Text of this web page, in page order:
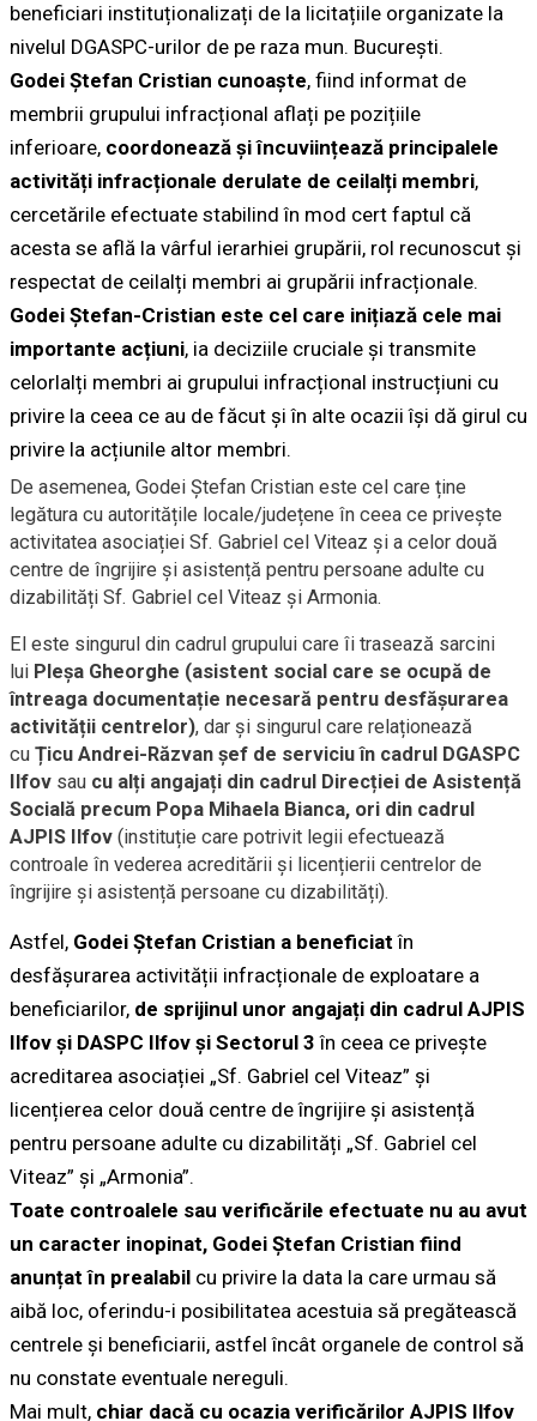
beneficiari instituționalizați de la licitațiile organizate la
nivelul DGASPC-urilor de pe raza mun. București.
Godei Ștefan Cristian cunoaște, fiind informat de
membrii grupului infracțional aflați pe pozițiile
inferioare, coordonează și încuviințează principalele
activități infracționale derulate de ceilalți membri,
cercetările efectuate stabilind în mod cert faptul că
acesta se află la vârful ierarhiei grupării, rol recunoscut și
respectat de ceilalți membri ai grupării infracționale.
Godei Ștefan-Cristian este cel care inițiază cele mai
importante acțiuni, ia deciziile cruciale și transmite
celorlalți membri ai grupului infracțional instrucțiuni cu
privire la ceea ce au de făcut și în alte ocazii își dă girul cu
privire la acțiunile altor membri.
De asemenea, Godei Ștefan Cristian este cel care ține
legătura cu autoritățile locale/județene în ceea ce privește
activitatea asociației Sf. Gabriel cel Viteaz și a celor două
centre de îngrijire și asistență pentru persoane adulte cu
dizabilități Sf. Gabriel cel Viteaz și Armonia.
El este singurul din cadrul grupului care îi trasează sarcini
lui Pleșa Gheorghe (asistent social care se ocupă de
întreaga documentație necesară pentru desfășurarea
activității centrelor), dar și singurul care relaționează
cu Țicu Andrei-Răzvan șef de serviciu în cadrul DGASPC
Ilfov sau cu alți angajați din cadrul Direcției de Asistență
Socială precum Popa Mihaela Bianca, ori din cadrul
AJPIS Ilfov (instituție care potrivit legii efectuează
controale în vederea acreditării și licențierii centrelor de
îngrijire și asistență persoane cu dizabilități).
Astfel, Godei Ștefan Cristian a beneficiat în
desfășurarea activității infracționale de exploatare a
beneficiarilor, de sprijinul unor angajați din cadrul AJPIS
Ilfov și DASPC Ilfov și Sectorul 3 în ceea ce privește
acreditarea asociației „Sf. Gabriel cel Viteaz” și
licențierea celor două centre de îngrijire și asistență
pentru persoane adulte cu dizabilități „Sf. Gabriel cel
Viteaz” și „Armonia”.
Toate controalele sau verificările efectuate nu au avut
un caracter inopinat, Godei Ștefan Cristian fiind
anunțat în prealabil cu privire la data la care urmau să
aibă loc, oferindu-i posibilitatea acestuia să pregătească
centrele și beneficiarii, astfel încât organele de control să
nu constate eventuale nereguli.
Mai mult, chiar dacă cu ocazia verificărilor AJPIS Ilfov